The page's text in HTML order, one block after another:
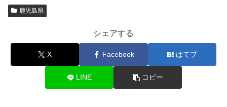
鹿児島県
シェアする
X Facebook はてブ
LINE コピー